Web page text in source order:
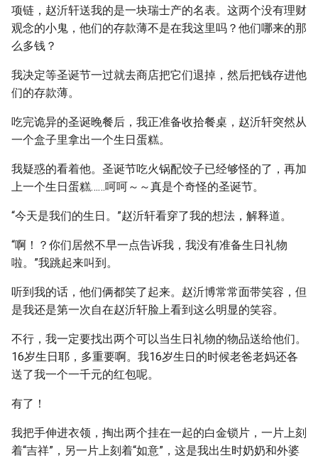
项链，赵沂轩送我的是一块瑞士产的名表。这两个没有理财
观念的小鬼，他们的存款薄不是在我这里吗？他们哪来的那
么多钱？
我决定等圣诞节一过就去商店把它们退掉，然后把钱存进他
们的存款薄。
吃完诡异的圣诞晚餐后，我正准备收拾餐桌，赵沂轩突然从
一个盒子里拿出一个生日蛋糕。
我疑惑的看着他。圣诞节吃火锅配饺子已经够怪的了，再加
上一个生日蛋糕……呵呵～～真是个奇怪的圣诞节。
“今天是我们的生日。”赵沂轩看穿了我的想法，解释道。
“啊！？你们居然不早一点告诉我，我没有准备生日礼物
啦。”我跳起来叫到。
听到我的话，他们俩都笑了起来。赵沂博常常面带笑容，但
是我还是第一次自在赵沂轩脸上看到这么明显的笑容。
不行，我一定要找出两个可以当生日礼物的物品送给他们。
16岁生日耶，多重要啊。我16岁生日的时候老爸老妈还各
送了我一个一千元的红包呢。
有了！
我把手伸进衣领，掏出两个挂在一起的白金锁片，一片上刻
着“吉祥”，另一片上刻着“如意”，这是我出生时奶奶和外婆